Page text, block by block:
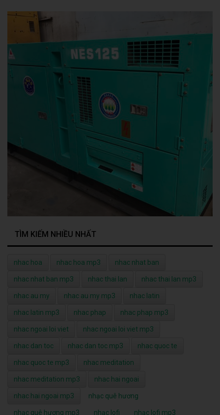
TÌM KIẾM NHIỀU NHẤT
nhac hoa nhac hoa mp3 nhac nhat ban
nhac nhat ban mp3 nhac thai lan nhac thai lan mp3
nhac au my nhac au my mp3 nhac latin
nhac latin mp3 nhac phap nhac phap mp3
nhac ngoai loi viet nhac ngoai loi viet mp3
nhac dan toc nhac dan toc mp3 nhac quoc te
nhac quoc te mp3 nhac meditation
nhac meditation mp3 nhac hai ngoai
nhac hai ngoai mp3 nhạc quê hương
nhạc quê hương mp3 nhạc lofi nhạc lofi mp3